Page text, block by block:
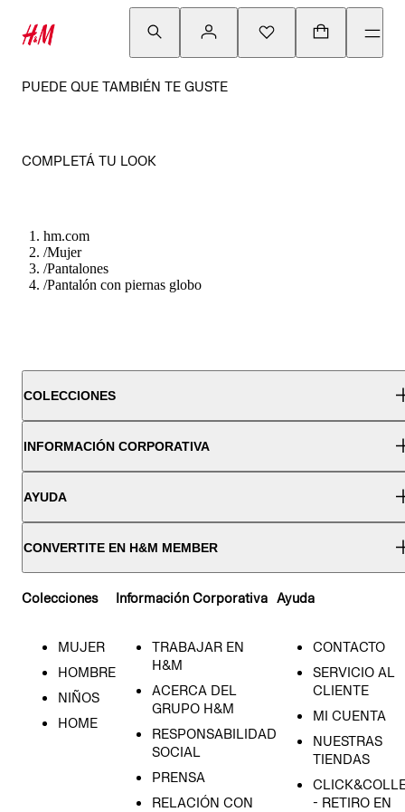
PUEDE QUE TAMBIÉN TE GUSTE
COMPLETÁ TU LOOK
hm.com
/Mujer
/Pantalones
/Pantalón con piernas globo
COLECCIONES
INFORMACIÓN CORPORATIVA
AYUDA
CONVERTITE EN H&M MEMBER
Colecciones
MUJER
HOMBRE
NIÑOS
HOME
Información Corporativa
TRABAJAR EN
H&M
ACERCA DEL
GRUPO H&M
RESPONSABILIDAD
SOCIAL
PRENSA
RELACIÓN CON
Ayuda
CONTACTO
SERVICIO AL
CLIENTE
MI CUENTA
NUESTRAS
TIENDAS
- RETIRO EN